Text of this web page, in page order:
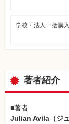
ー
イ
ン
カ
ー
ト
学校・法人一括購
著者紹介
■著者
Julian Avila（ジ